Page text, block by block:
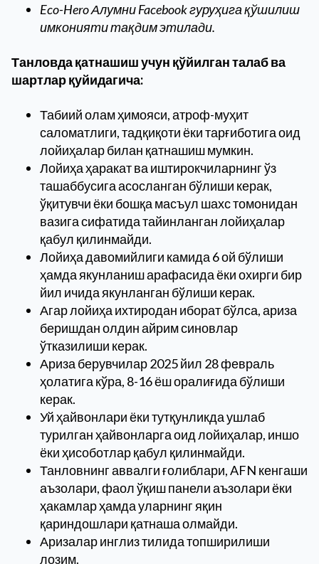
Eco-Hero Алумни Facebook гуруҳига қўшилиш
имконияти тақдим этилади.
Танловда қатнашиш учун қўйилган талаб ва
шартлар қуйидагича:
Табиий олам ҳимояси, атроф-муҳит
саломатлиги, тадқиқоти ёки тарғиботига оид
лойиҳалар билан қатнашиш мумкин.
Лойиҳа ҳаракат ва иштирокчиларнинг ўз
ташаббусига асосланган бўлиши керак,
ўқитувчи ёки бошқа масъул шахс томонидан
вазига сифатида тайинланган лойиҳалар
қабул қилинмайди.
Лойиҳа давомийлиги камида 6 ой бўлиши
ҳамда якунланиш арафасида ёки охирги бир
йил ичида якунланган бўлиши керак.
Агар лойиҳа ихтиродан иборат бўлса, ариза
беришдан олдин айрим синовлар
ўтказилиши керак.
Ариза берувчилар 2025 йил 28 февраль
ҳолатига кўра, 8-16 ёш оралиғида бўлиши
керак.
Уй ҳайвонлари ёки тутқунликда ушлаб
турилган ҳайвонларга оид лойиҳалар, иншо
ёки ҳисоботлар қабул қилинмайди.
Танловнинг аввалги ғолиблари, AFN кенгаши
аъзолари, фаол ўқиш панели аъзолари ёки
ҳакамлар ҳамда уларнинг яқин
қариндошлари қатнаша олмайди.
Аризалар инглиз тилида топширилиши
лозим.